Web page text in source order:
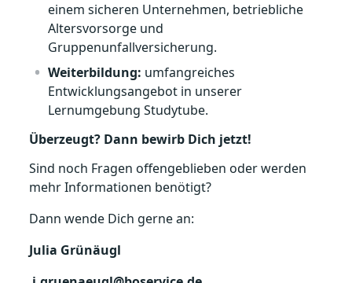
einem sicheren Unternehmen, betriebliche
Altersvorsorge und
Gruppenunfallversicherung.
Weiterbildung: umfangreiches
Entwicklungsangebot in unserer
Lernumgebung Studytube.
Überzeugt? Dann bewirb Dich jetzt!
Sind noch Fragen offengeblieben oder werden
mehr Informationen benötigt?
Dann wende Dich gerne an:
Julia Grünäugl